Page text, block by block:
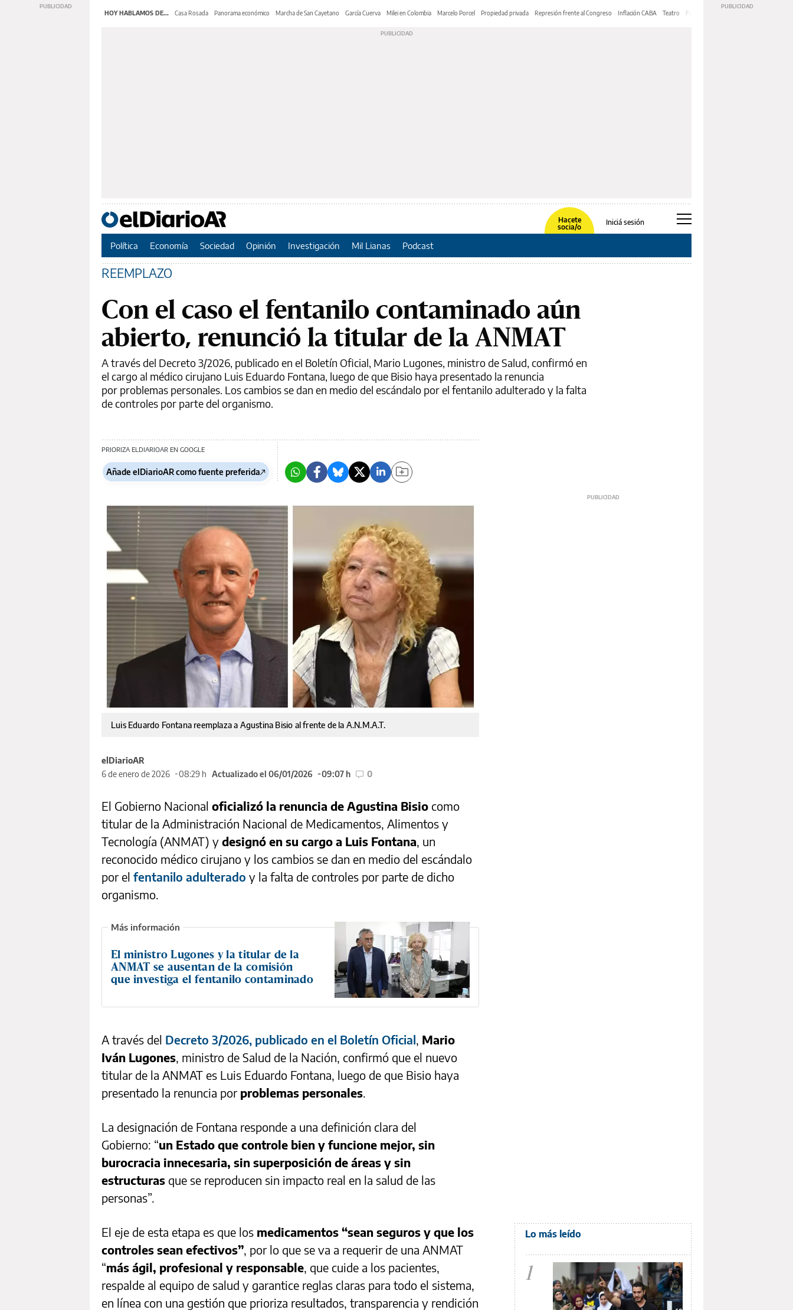
HOY HABLAMOS DE... Casa Rosada Panorama económico Marcha de San Cayetano García Cuerva Milei en Colombia Marcelo Porcel Propiedad privada Represión frente al Congreso Inflación CABA Teatro Feria de Editores
Hacete
socia/o
Iniciá sesión
Política Economía Sociedad Opinión Investigación Mil Lianas Podcast
REEMPLAZO
Con el caso el fentanilo contaminado aún
abierto, renunció la titular de la ANMAT
A través del Decreto 3/2026, publicado en el Boletín Oficial, Mario Lugones, ministro de Salud, confirmó en
el cargo al médico cirujano Luis Eduardo Fontana, luego de que Bisio haya presentado la renuncia
por problemas personales. Los cambios se dan en medio del escándalo por el fentanilo adulterado y la falta
de controles por parte del organismo.
PRIORIZA ELDIARIOAR EN GOOGLE
Añade elDiarioAR como fuente preferida
Luis Eduardo Fontana reemplaza a Agustina Bisio al frente de la A.N.M.A.T.
elDiarioAR
6 de enero de 2026
08:29 h Actualizado el 06/01/2026 09:07 h 0
El Gobierno Nacional oficializó la renuncia de Agustina Bisio como
titular de la Administración Nacional de Medicamentos, Alimentos y
Tecnología (ANMAT) y designó en su cargo a Luis Fontana, un
reconocido médico cirujano y los cambios se dan en medio del escándalo
por el fentanilo adulterado y la falta de controles por parte de dicho
organismo.
El ministro Lugones y la titular de la
ANMAT se ausentan de la comisión
que investiga el fentanilo contaminado
A través del Decreto 3/2026, publicado en el Boletín Oficial, Mario
Iván Lugones, ministro de Salud de la Nación, confirmó que el nuevo
titular de la ANMAT es Luis Eduardo Fontana, luego de que Bisio haya
presentado la renuncia por problemas personales.
La designación de Fontana responde a una definición clara del
Gobierno: “un Estado que controle bien y funcione mejor, sin
burocracia innecesaria, sin superposición de áreas y sin
estructuras que se reproducen sin impacto real en la salud de las
personas”.
El eje de esta etapa es que los medicamentos “sean seguros y que los
controles sean efectivos”, por lo que se va a requerir de una ANMAT
“más ágil, profesional y responsable, que cuide a los pacientes,
respalde al equipo de salud y garantice reglas claras para todo el sistema,
en línea con una gestión que prioriza resultados, transparencia y rendición
Lo más leído
1